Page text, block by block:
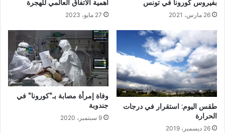
بفيروس كورونا في تونس
26 مارس، 2021
أهمية الاتفاق العالمي للهجرة
27 مايو، 2023
طقس اليوم: استقرار في درجات
الحرارة
26 ديسمبر، 2019
وفاة إمرأة مصابة بـ”كورونا” في
جندوبة
9 سبتمبر، 2020